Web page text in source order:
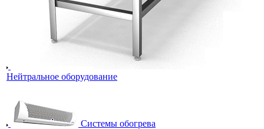
Нейтральное оборудование
Системы обогрева